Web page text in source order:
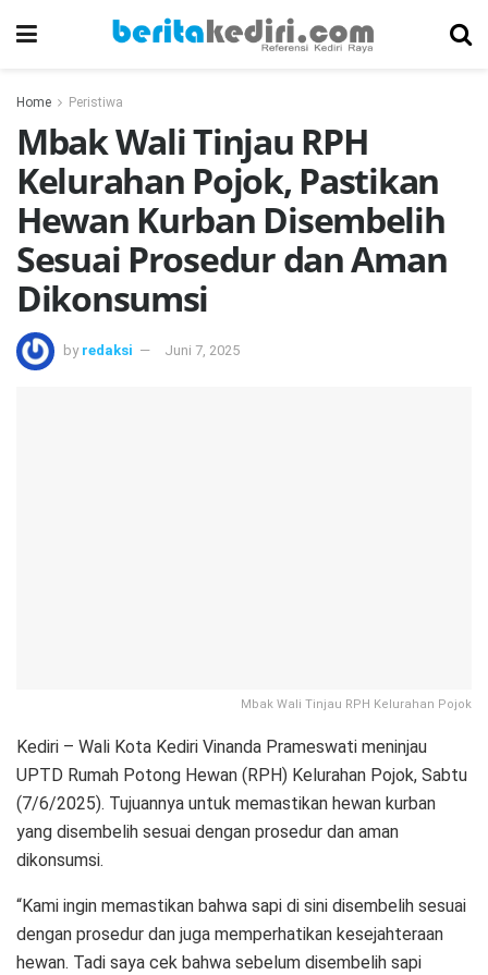
Home Peristiwa
Mbak Wali Tinjau RPH
Kelurahan Pojok, Pastikan
Hewan Kurban Disembelih
Sesuai Prosedur dan Aman
Dikonsumsi
by redaksi Juni 7, 2025
Mbak Wali Tinjau RPH Kelurahan Pojok
Kediri – Wali Kota Kediri Vinanda Prameswati meninjau
UPTD Rumah Potong Hewan (RPH) Kelurahan Pojok, Sabtu
(7/6/2025). Tujuannya untuk memastikan hewan kurban
yang disembelih sesuai dengan prosedur dan aman
dikonsumsi.
“Kami ingin memastikan bahwa sapi di sini disembelih sesuai
dengan prosedur dan juga memperhatikan kesejahteraan
hewan. Tadi saya cek bahwa sebelum disembelih sapi